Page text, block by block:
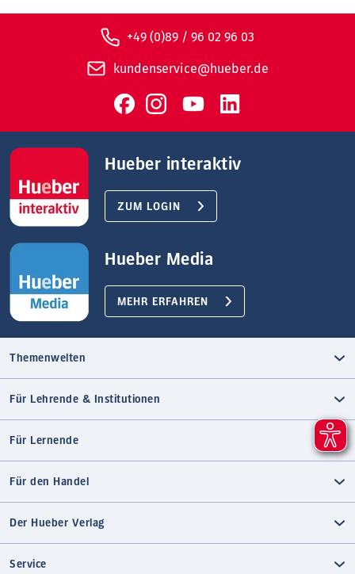
+49 (0)89 / 96 02 96 03
kundenservice@hueber.de
Hueber interaktiv
ZUM LOGIN
Hueber Media
MEHR ERFAHREN
Themenwelten
Für Lehrende & Institutionen
Für Lernende
Für den Handel
Der Hueber Verlag
Service